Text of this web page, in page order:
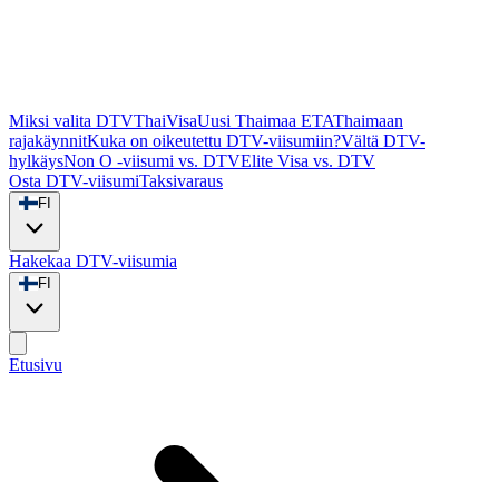
Miksi valita DTVThaiVisaUusi Thaimaa ETAThaimaan
rajakäynnitKuka on oikeutettu DTV-viisumiin?Vältä DTV-
hylkäysNon O -viisumi vs. DTVElite Visa vs. DTV
Osta DTV-viisumiTaksivaraus
FI
Hakekaa DTV-viisumia
FI
Etusivu